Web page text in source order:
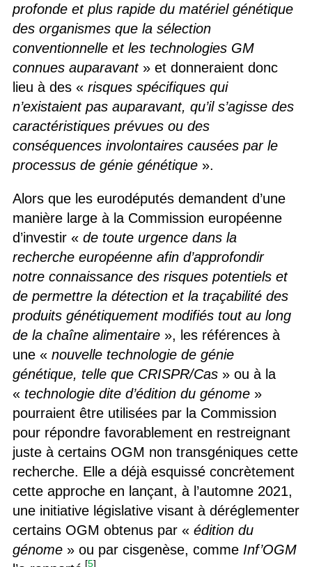
profonde et plus rapide du matériel génétique
des organismes que la sélection
conventionnelle et les technologies GM
connues auparavant» et donneraient donc
lieu à des « risques spécifiques qui
n’existaient pas auparavant, qu’il s’agisse des
caractéristiques prévues ou des
conséquences involontaires causées par le
processus de génie génétique».
Alors que les eurodéputés demandent d’une
manière large à la Commission européenne
d’investir « de toute urgence dans la
recherche européenne afin d’approfondir
notre connaissance des risques potentiels et
de permettre la détection et la traçabilité des
produits génétiquement modifiés tout au long
de la chaîne alimentaire», les références à
une « nouvelle technologie de génie
génétique, telle que CRISPR/Cas» ou à la
« technologie dite d’édition du génome»
pourraient être utilisées par la Commission
pour répondre favorablement en restreignant
juste à certains OGM non transgéniques cette
recherche. Elle a déjà esquissé concrètement
cette approche en lançant, à l’automne 2021,
une initiative législative visant à déréglementer
certains OGM obtenus par « édition du
génome» ou par cisgenèse, comme Inf’OGM
[5]